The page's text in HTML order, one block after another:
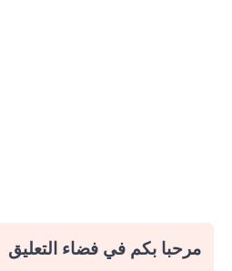
مرحبا بكم في فضاء التعليق